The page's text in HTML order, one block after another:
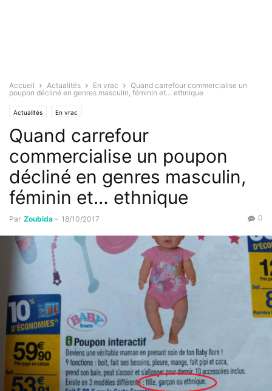
Accueil Actualités En vrac
Quand carrefour commercialise un
poupon décliné en genres masculin, féminin et… ethnique
Actualités En vrac
Quand carrefour
commercialise un poupon
décliné en genres masculin,
féminin et… ethnique
Par Zoubida - 18/10/2017 0